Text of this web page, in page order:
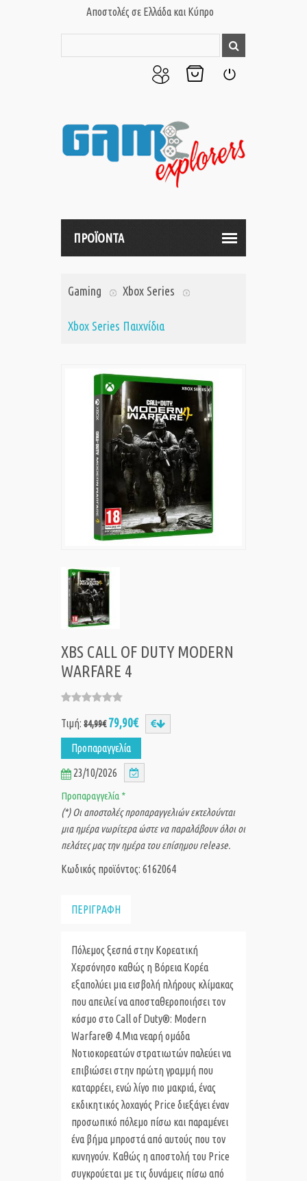
Αποστολές σε Ελλάδα και Κύπρο
μου
ΠΡΟΪΟΝΤΑ
Gaming Xbox Series
Xbox Series Παιχνίδια
XBS CALL OF DUTY MODERN
WARFARE 4
Τιμή: 84,99€ 79,90€
Προπαραγγελία
23/10/2026
Προπαραγγελία *
(*) Οι αποστολές προπαραγγελιών εκτελούνται
μια ημέρα νωρίτερα ώστε να παραλάβουν όλοι οι
πελάτες μας την ημέρα του επίσημου release.
Κωδικός προϊόντος: 6162064
ΠΕΡΙΓΡΑΦΗ
Πόλεμος ξεσπά στην Κορεατική
Χερσόνησο καθώς η Βόρεια Κορέα
εξαπολύει μια εισβολή πλήρους κλίμακας
που απειλεί να αποσταθεροποιήσει τον
κόσμο στο Call of Duty®: Modern
Warfare® 4.Μια νεαρή ομάδα
Νοτιοκορεατών στρατιωτών παλεύει να
επιβιώσει στην πρώτη γραμμή που
καταρρέει, ενώ λίγο πιο μακριά, ένας
εκδικητικός λοχαγός Price διεξάγει έναν
προσωπικό πόλεμο πίσω και παραμένει
ένα βήμα μπροστά από αυτούς που τον
κυνηγούν. Καθώς η αποστολή του Price
συγκρούεται με τις δυνάμεις πίσω από